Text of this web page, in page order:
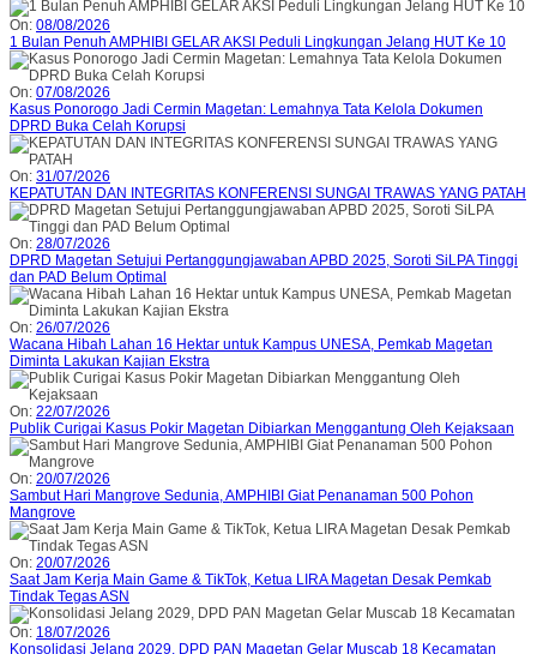
On: 08/08/2026
1 Bulan Penuh AMPHIBI GELAR AKSI Peduli Lingkungan Jelang HUT Ke 10
On: 07/08/2026
Kasus Ponorogo Jadi Cermin Magetan: Lemahnya Tata Kelola Dokumen
DPRD Buka Celah Korupsi
On: 31/07/2026
KEPATUTAN DAN INTEGRITAS KONFERENSI SUNGAI TRAWAS YANG PATAH
On: 28/07/2026
DPRD Magetan Setujui Pertanggungjawaban APBD 2025, Soroti SiLPA Tinggi
dan PAD Belum Optimal
On: 26/07/2026
Wacana Hibah Lahan 16 Hektar untuk Kampus UNESA, Pemkab Magetan
Diminta Lakukan Kajian Ekstra
On: 22/07/2026
Publik Curigai Kasus Pokir Magetan Dibiarkan Menggantung Oleh Kejaksaan
On: 20/07/2026
Sambut Hari Mangrove Sedunia, AMPHIBI Giat Penanaman 500 Pohon
Mangrove
On: 20/07/2026
Saat Jam Kerja Main Game & TikTok, Ketua LIRA Magetan Desak Pemkab
Tindak Tegas ASN
On: 18/07/2026
Konsolidasi Jelang 2029, DPD PAN Magetan Gelar Muscab 18 Kecamatan